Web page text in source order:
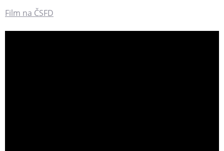
Film na ČSFD